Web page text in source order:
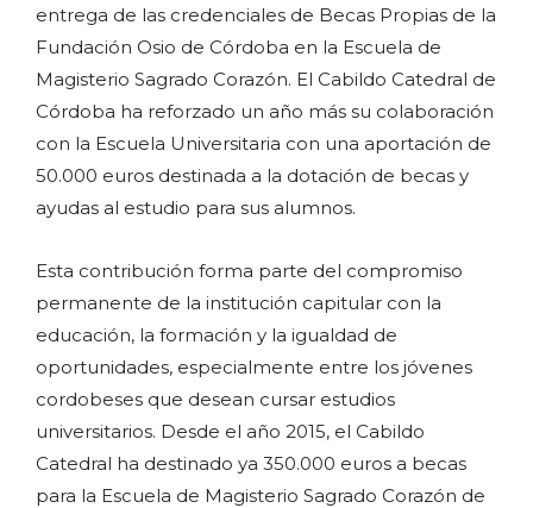
entrega de las credenciales de Becas Propias de la
Fundación Osio de Córdoba en la Escuela de
Magisterio Sagrado Corazón. El Cabildo Catedral de
Córdoba ha reforzado un año más su colaboración
con la Escuela Universitaria con una aportación de
50.000 euros destinada a la dotación de becas y
ayudas al estudio para sus alumnos.
Esta contribución forma parte del compromiso
permanente de la institución capitular con la
educación, la formación y la igualdad de
oportunidades, especialmente entre los jóvenes
cordobeses que desean cursar estudios
universitarios. Desde el año 2015, el Cabildo
Catedral ha destinado ya 350.000 euros a becas
para la Escuela de Magisterio Sagrado Corazón de